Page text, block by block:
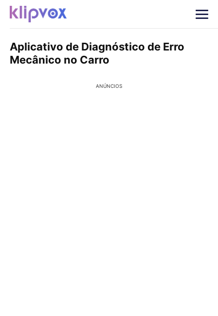
Aplicativo de Diagnóstico de Erro
Mecânico no Carro
ANÚNCIOS